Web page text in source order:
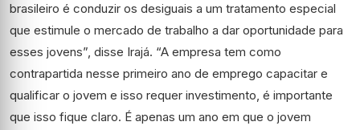
brasileiro é conduzir os desiguais a um tratamento especial
que estimule o mercado de trabalho a dar oportunidade para
esses jovens”, disse Irajá. “A empresa tem como
contrapartida nesse primeiro ano de emprego capacitar e
qualificar o jovem e isso requer investimento, é importante
que isso fique claro. É apenas um ano em que o jovem